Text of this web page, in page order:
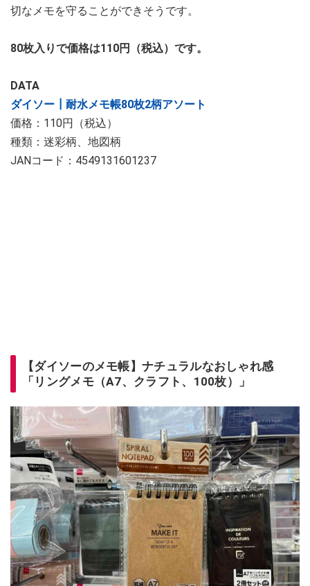
切なメモを守ることができそうです。
80枚入りで価格は110円（税込）です。
DATA
ダイソー┃耐水メモ帳80枚2柄アソート
価格：110円（税込）
種類：迷彩柄、地図柄
JANコード：4549131601237
【ダイソーのメモ帳】ナチュラルなおしゃれ感
「リングメモ（A7、クラフト、100枚）」